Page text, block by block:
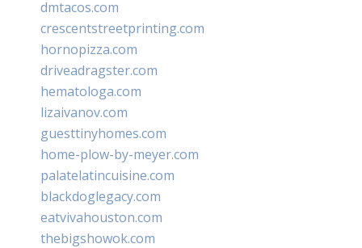
dmtacos.com
crescentstreetprinting.com
hornopizza.com
driveadragster.com
hematologa.com
lizaivanov.com
guesttinyhomes.com
home-plow-by-meyer.com
palatelatincuisine.com
blackdoglegacy.com
eatvivahouston.com
thebigshowok.com